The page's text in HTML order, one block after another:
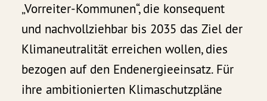
„Vorreiter-Kommunen“, die konsequent
und nachvollziehbar bis 2035 das Ziel der
Klimaneutralität erreichen wollen, dies
bezogen auf den Endenergieeinsatz. Für
ihre ambitionierten Klimaschutzpläne